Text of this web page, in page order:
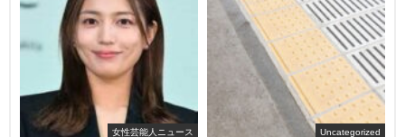
女性芸能人ニュース Uncategorized